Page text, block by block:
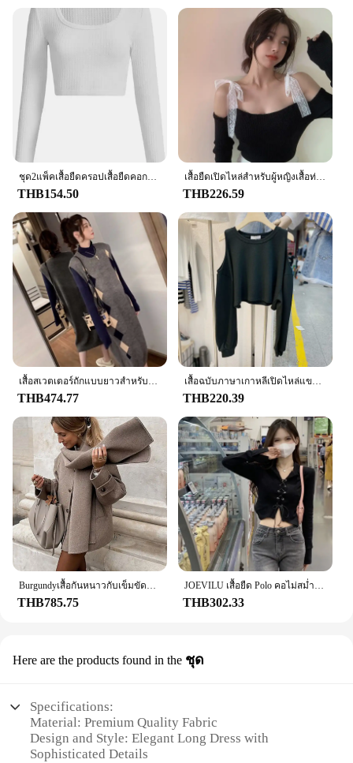
ชุด2แพ็คเสื้อยืดครอปเสื้อยืดคอกลมทึบแขนยาวลำลองสำหรับผู้หญิงสำหรับฤดูใบไม้ผลิและฤดูใบไม้ร่วง
THB154.50
เสื้อยืดเปิดไหล่สำหรับผู้หญิงเสื้อท่อนบนแขนยาวเซ็กซี่เข้ารูปสีพื้น
THB226.59
เสื้อสเวตเตอร์ถักแบบยาวสำหรับผู้หญิง, เสื้อกั๊กกระโปรงสำหรับฤดูใบไม้ร่วงฤดูหนาวสไตล์เกาหลีลดอายุเดรสเข้ารูปฤดูใบไม้ผลิสไตล์ใหม่
THB474.77
เสื้อฉบับภาษาเกาหลีเปิดไหล่แขนยาวสำหรับผู้หญิง, เสื้อเปิดไหล่แขนยาวคอกลมลำลองสีพื้น
THB220.39
Burgundyเสื้อกันหนาวกับเข็มขัดผ้าพันคอผู้หญิงหลวมแขนยาวเสื้อโค้ทยาวหญิง 2024 ฤดูใบไม้ร่วงฤดูหนาวLady Streetwear
THB785.75
JOEVILU เสื้อยืด Polo คอไม่สม่ำเสมอ CropTop Babes เกาหลี Slim แขนยาว Tee Vintage Gothic Y2k เสื้อผ้าผอมเสื้อ
THB302.33
Here are the products found in the ชุด
Specifications:
Material: Premium Quality Fabric
Design and Style: Elegant Long Dress with
Sophisticated Details